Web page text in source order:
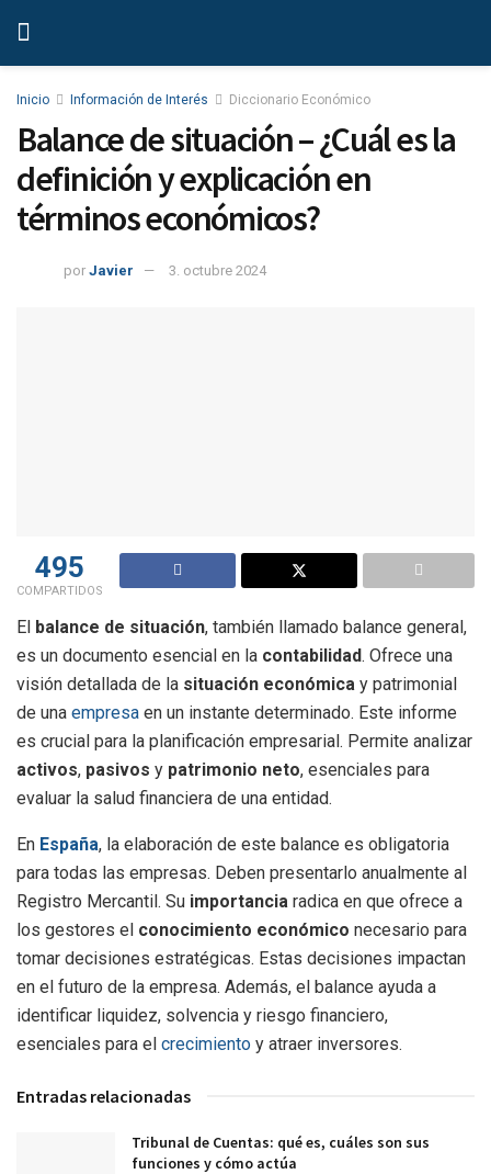
Inicio Información de Interés Diccionario Económico
Balance de situación – ¿Cuál es la
definición y explicación en
términos económicos?
por Javier 3. octubre 2024
495
COMPARTIDOS
El balance de situación, también llamado balance general,
es un documento esencial en la contabilidad. Ofrece una
visión detallada de la situación económica y patrimonial
de una empresa en un instante determinado. Este informe
es crucial para la planificación empresarial. Permite analizar
activos, pasivos y patrimonio neto, esenciales para
evaluar la salud financiera de una entidad.
En España, la elaboración de este balance es obligatoria
para todas las empresas. Deben presentarlo anualmente al
Registro Mercantil. Su importancia radica en que ofrece a
los gestores el conocimiento económico necesario para
tomar decisiones estratégicas. Estas decisiones impactan
en el futuro de la empresa. Además, el balance ayuda a
identificar liquidez, solvencia y riesgo financiero,
esenciales para el crecimiento y atraer inversores.
Entradas relacionadas
Tribunal de Cuentas: qué es, cuáles son sus
funciones y cómo actúa